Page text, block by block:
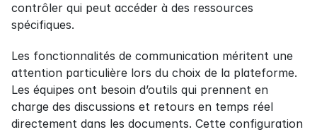
contrôler qui peut accéder à des ressources
spécifiques.
Les fonctionnalités de communication méritent une
attention particulière lors du choix de la plateforme.
Les équipes ont besoin d’outils qui prennent en
charge des discussions et retours en temps réel
directement dans les documents. Cette configuration